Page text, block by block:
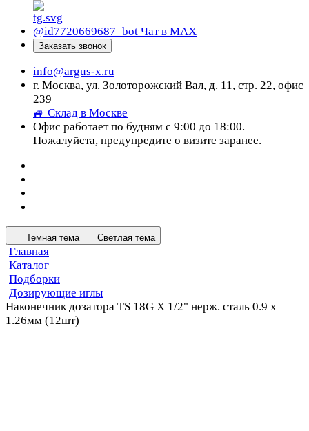
@id7720669687_bot Чат в МАХ
Заказать звонок
info@argus-x.ru
г. Москва, ул. Золоторожский Вал, д. 11, стр. 22, офис
239
🚙 Склад в Москве
Офис работает по будням с 9:00 до 18:00.
Пожалуйста, предупредите о визите заранее.
Темная тема Светлая тема
Главная
Каталог
Подборки
Дозирующие иглы
Наконечник дозатора TS 18G X 1/2" нерж. сталь 0.9 x
1.26мм (12шт)